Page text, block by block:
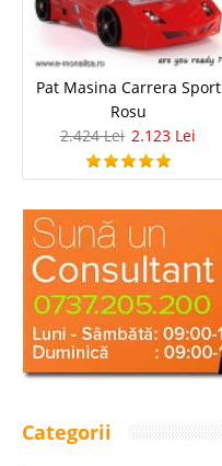
Pat Masina Carrera Sport
Rosu
2.424 Lei 2.123 Lei
Categorii